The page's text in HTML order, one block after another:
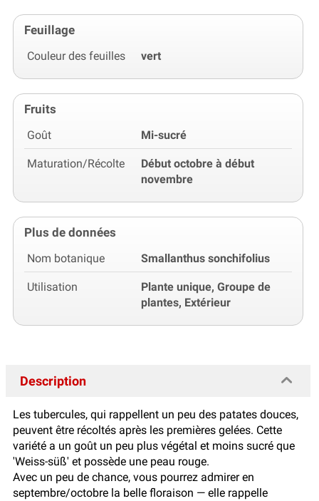
Feuillage
Couleur des feuilles vert
Fruits
Goût Mi-sucré
Maturation/Récolte
Début octobre à début
novembre
Plus de données
Nom botanique Smallanthus sonchifolius
Utilisation
Plante unique, Groupe de
plantes, Extérieur
Description
Les tubercules, qui rappellent un peu des patates douces,
peuvent être récoltés après les premières gelées. Cette
variété a un goût un peu plus végétal et moins sucré que
'Weiss-süß' et possède une peau rouge.
Avec un peu de chance, vous pourrez admirer en
septembre/octobre la belle floraison — elle rappelle